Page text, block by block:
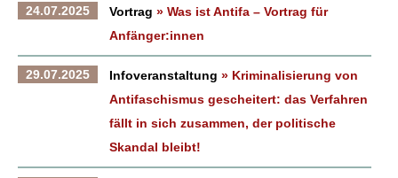
24.07.2025 Vortrag » Was ist Antifa – Vortrag für
Anfänger:innen
29.07.2025 Infoveranstaltung » Kriminalisierung von
Antifaschismus gescheitert: das Verfahren
fällt in sich zusammen, der politische
Skandal bleibt!